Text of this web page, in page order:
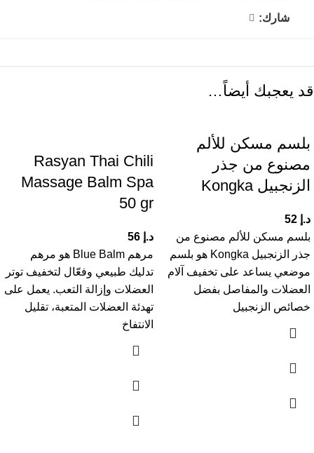
شارك:
قد يعجبك أيضاً…
بلسم مسكن للألم
مصنوع من جذر
الزنجبيل Kongka
د.إ
بلسم مسكن للألم مصنوع من
جذر الزنجبيل Kongka هو بلسم
موضعي يساعد على تخفيف آلام
العضلات والمفاصل بفضل
خصائص الزنجبيل
Rasyan Thai Chili
Massage Balm Spa
50 gr
د.إ
مرهم Blue Balm هو مرهم
تدليك طبيعي وفعّال لتخفيف توتر
العضلات وإزالة التعب. يعمل على
تهدئة العضلات المتعبة، تقليل
الانتفاخ